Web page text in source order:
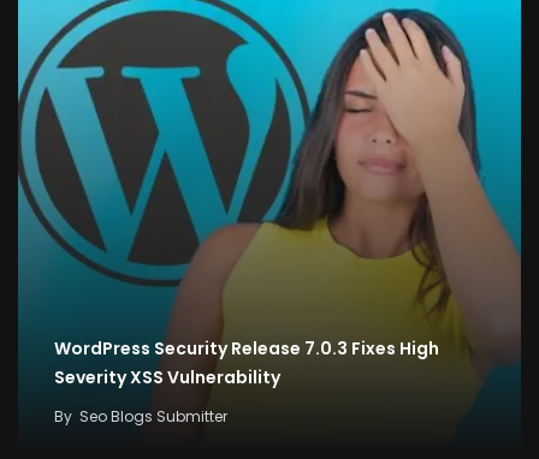
WordPress Security Release 7.0.3 Fixes High
Severity XSS Vulnerability
By Seo Blogs Submitter